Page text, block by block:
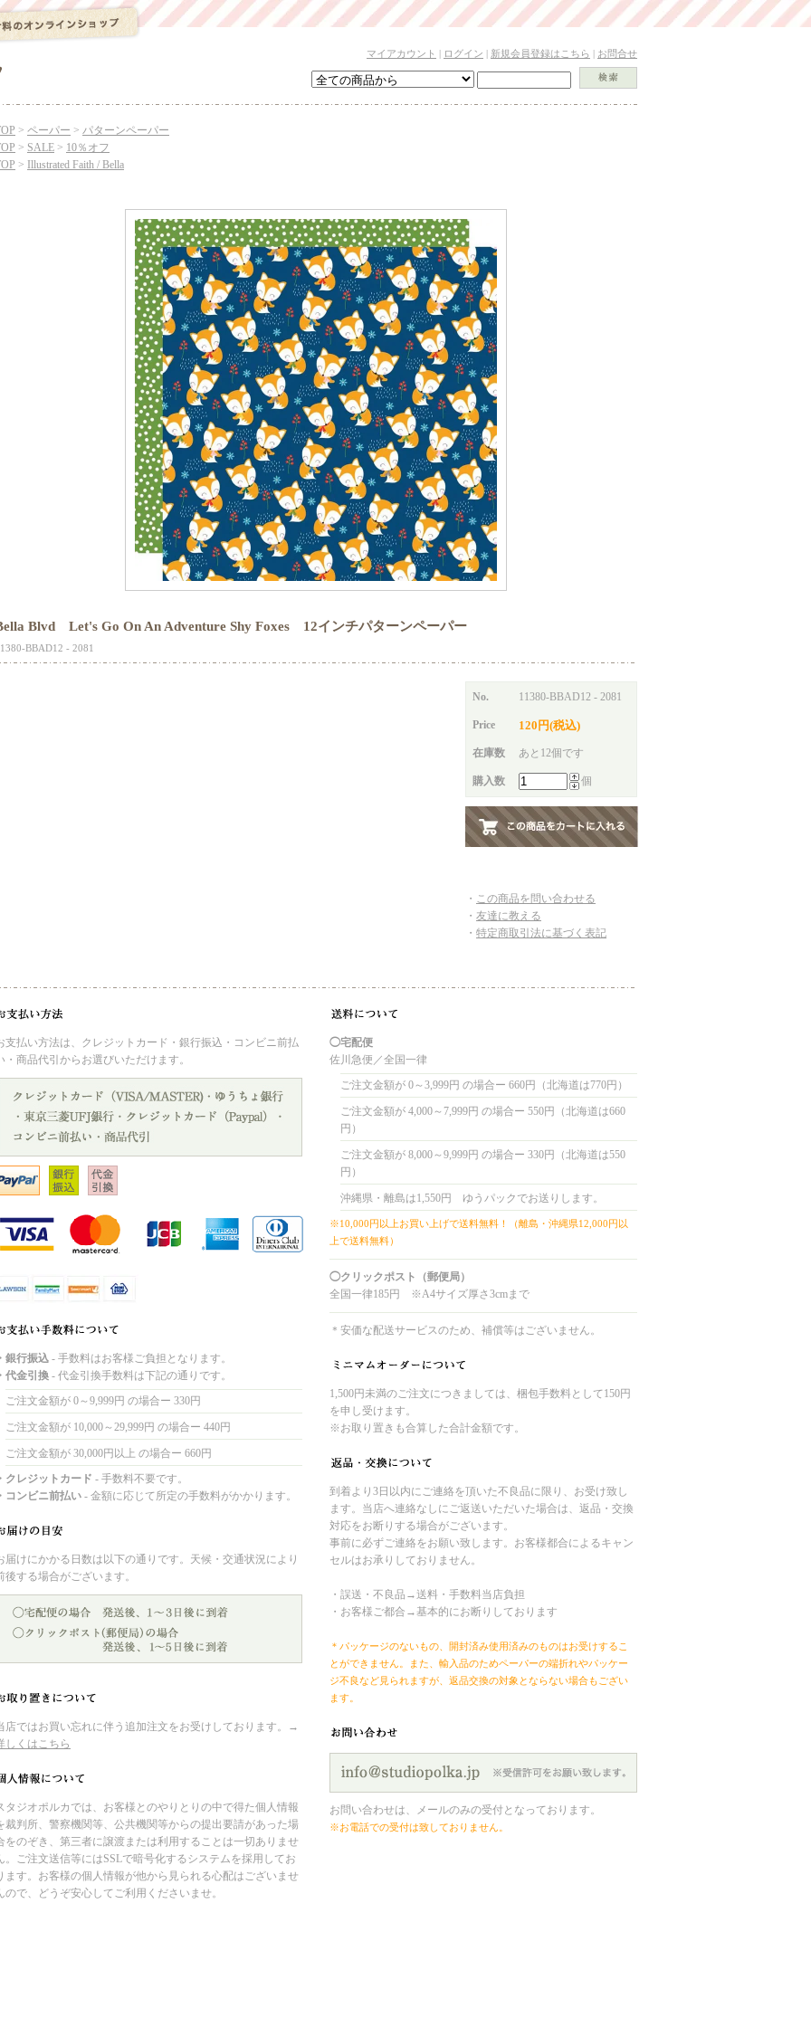
マイアカウント | ログイン | 新規会員登録はこちら | お問合せ
> ペーパー > パターンペーパー
> SALE > 10％オフ
> Illustrated Faith / Bella
Blvd Let's Go On An Adventure Shy Foxes 12インチパターンペーパー
BBAD12 - 2081
No. 11380-BBAD12 - 2081
Price 120円(税込)
在庫数 あと12個です
購入数 個
・ この商品を問い合わせる
・ 友達に教える
・ 特定商取引法に基づく表記
支払い方法は、クレジットカード・銀行振込・コンビニ前払
・商品代引からお選びいただけます。
銀行振込 - 手数料はお客様ご負担となります。
代金引換 - 代金引換手数料は下記の通りです。
ご注文金額が 0～9,999円 の場合ー 330円
ご注文金額が 10,000～29,999円 の場合ー 440円
ご注文金額が 30,000円以上 の場合ー 660円
クレジットカード - 手数料不要です。
コンビニ前払い - 金額に応じて所定の手数料がかかります。
届けにかかる日数は以下の通りです。天候・交通状況により
後する場合がございます。
店ではお買い忘れに伴う追加注文をお受けしております。→
しくはこちら
タジオポルカでは、お客様とのやりとりの中で得た個人情報
裁判所、警察機関等、公共機関等からの提出要請があった場
をのぞき、第三者に譲渡または利用することは一切ありませ
。ご注文送信等にはSSLで暗号化するシステムを採用してお
ます。お客様の個人情報が他から見られる心配はございませ
ので、どうぞ安心してご利用くださいませ。
◯宅配便
佐川急便／全国一律
ご注文金額が 0～3,999円 の場合ー 660円（北海道は770円）
ご注文金額が 4,000～7,999円 の場合ー 550円（北海道は660
円）
ご注文金額が 8,000～9,999円 の場合ー 330円（北海道は550
円）
沖縄県・離島は1,550円 ゆうパックでお送りします。
※10,000円以上お買い上げで送料無料！（離島・沖縄県12,000円以
上で送料無料）
◯クリックポスト（郵便局）
全国一律185円 ※A4サイズ厚さ3cmまで
＊安価な配送サービスのため、補償等はございません。
1,500円未満のご注文につきましては、梱包手数料として150円
を申し受けます。
※お取り置きも合算した合計金額です。
到着より3日以内にご連絡を頂いた不良品に限り、お受け致し
ます。当店へ連絡なしにご返送いただいた場合は、返品・交換
対応をお断りする場合がございます。
事前に必ずご連絡をお願い致します。お客様都合によるキャン
セルはお承りしておりません。
・誤送・不良品→送料・手数料当店負担
・お客様ご都合→基本的にお断りしております
＊パッケージのないもの、開封済み使用済みのものはお受けするこ
とができません。また、輸入品のためペーパーの端折れやパッケー
ジ不良など見られますが、返品交換の対象とならない場合もござい
ます。
お問い合わせは、メールのみの受付となっております。
※お電話での受付は致しておりません。